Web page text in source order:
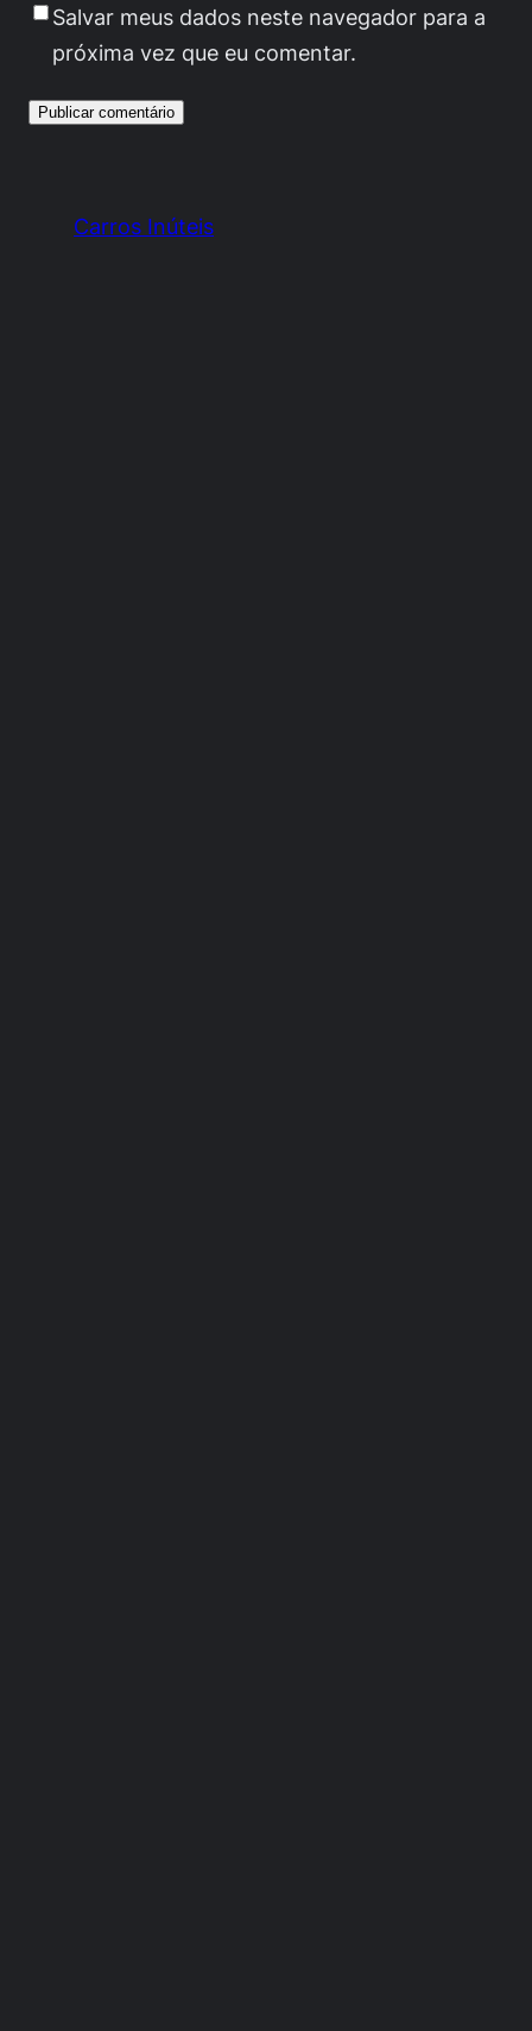
Salvar meus dados neste navegador para a
próxima vez que eu comentar.
Carros Inúteis